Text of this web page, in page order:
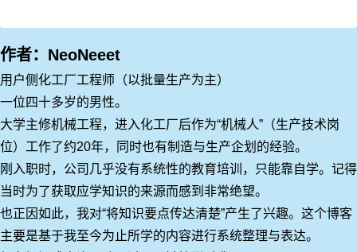
作者：NeoNeeet
用户侧化工厂工程师（以批量生产为主）
一位四十多岁的男性。
大学主修机械工程，进入化工厂后作为“机械人”（生产技术岗
位）工作了约20年，同时也有制造与生产企划的经验。
刚入职时，公司几乎没有系统性的教育培训，只能靠自学。记得
当时为了获取应学知识的来源而感到非常绝望。
也正因如此，我对“将知识要点传达清楚”产生了兴趣。这个博客
主要是基于我至今为止所学的内容进行系统整理与表达。